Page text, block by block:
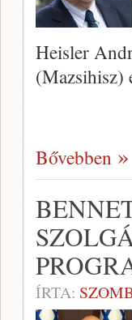
Heisler
(Mazsihisz)
Bővebben
ÍRTA: